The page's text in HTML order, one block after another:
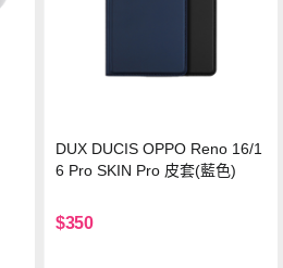
DUX DUCIS OPPO Reno 16/1
6 Pro SKIN Pro 皮套(藍色)
$350